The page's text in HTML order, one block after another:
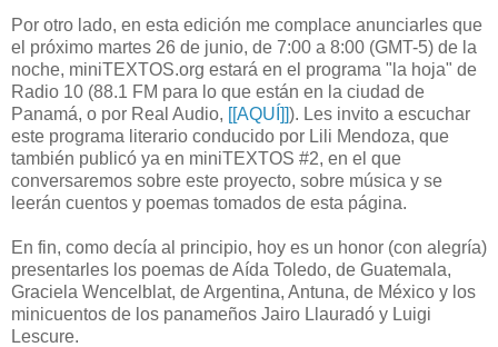
Por otro lado, en esta edición me complace anunciarles que
el próximo martes 26 de junio, de 7:00 a 8:00 (GMT-5) de la
noche, miniTEXTOS.org estará en el programa "la hoja" de
Radio 10 (88.1 FM para lo que están en la ciudad de
Panamá, o por Real Audio, [[AQUÍ]]). Les invito a escuchar
este programa literario conducido por Lili Mendoza, que
también publicó ya en miniTEXTOS #2, en el que
conversaremos sobre este proyecto, sobre música y se
leerán cuentos y poemas tomados de esta página.
En fin, como decía al principio, hoy es un honor (con alegría)
presentarles los poemas de Aída Toledo, de Guatemala,
Graciela Wencelblat, de Argentina, Antuna, de México y los
minicuentos de los panameños Jairo Llauradó y Luigi
Lescure.